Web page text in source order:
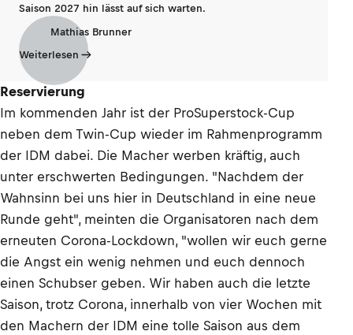
Saison 2027 hin lässt auf sich warten.
Mathias Brunner
Weiterlesen
Reservierung
Im kommenden Jahr ist der ProSuperstock-Cup
neben dem Twin-Cup wieder im Rahmenprogramm
der IDM dabei. Die Macher werben kräftig, auch
unter erschwerten Bedingungen. "Nachdem der
Wahnsinn bei uns hier in Deutschland in eine neue
Runde geht", meinten die Organisatoren nach dem
erneuten Corona-Lockdown, "wollen wir euch gerne
die Angst ein wenig nehmen und euch dennoch
einen Schubser geben. Wir haben auch die letzte
Saison, trotz Corona, innerhalb von vier Wochen mit
den Machern der IDM eine tolle Saison aus dem